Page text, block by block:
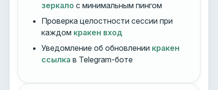
зеркало с минимальным пингом
Проверка целостности сессии при
каждом кракен вход
Уведомление об обновлении кракен
ссылка в Telegram-боте